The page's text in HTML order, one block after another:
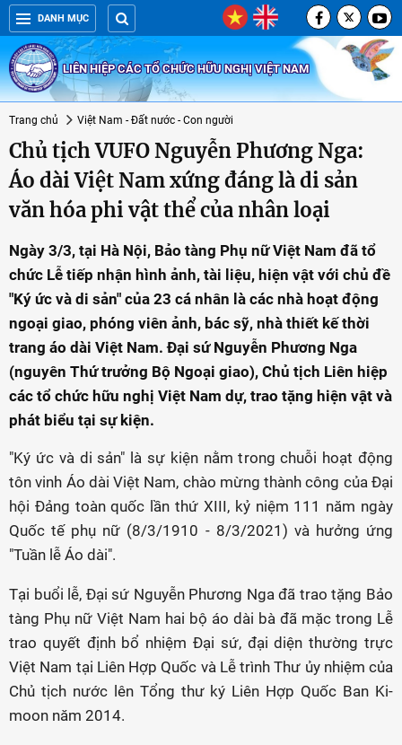
DANH MỤC
LIÊN HIỆP CÁC TỔ CHỨC HỮU NGHỊ VIỆT NAM
Trang chủ Việt Nam - Đất nước - Con người
Chủ tịch VUFO Nguyễn Phương Nga:
Áo dài Việt Nam xứng đáng là di sản
văn hóa phi vật thể của nhân loại
Ngày 3/3, tại Hà Nội, Bảo tàng Phụ nữ Việt Nam đã tổ
chức Lễ tiếp nhận hình ảnh, tài liệu, hiện vật với chủ đề
"Ký ức và di sản" của 23 cá nhân là các nhà hoạt động
ngoại giao, phóng viên ảnh, bác sỹ, nhà thiết kế thời
trang áo dài Việt Nam. Đại sứ Nguyễn Phương Nga
(nguyên Thứ trưởng Bộ Ngoại giao), Chủ tịch Liên hiệp
các tổ chức hữu nghị Việt Nam dự, trao tặng hiện vật và
phát biểu tại sự kiện.
"Ký ức và di sản" là sự kiện nằm trong chuỗi hoạt động
tôn vinh Áo dài Việt Nam, chào mừng thành công của Đại
hội Đảng toàn quốc lần thứ XIII, kỷ niệm 111 năm ngày
Quốc tế phụ nữ (8/3/1910 - 8/3/2021) và hưởng ứng
"Tuần lễ Áo dài".
Tại buổi lễ, Đại sứ Nguyễn Phương Nga đã trao tặng Bảo
tàng Phụ nữ Việt Nam hai bộ áo dài bà đã mặc trong Lễ
trao quyết định bổ nhiệm Đại sứ, đại diện thường trực
Việt Nam tại Liên Hợp Quốc và Lễ trình Thư ủy nhiệm của
Chủ tịch nước lên Tổng thư ký Liên Hợp Quốc Ban Ki-
moon năm 2014.